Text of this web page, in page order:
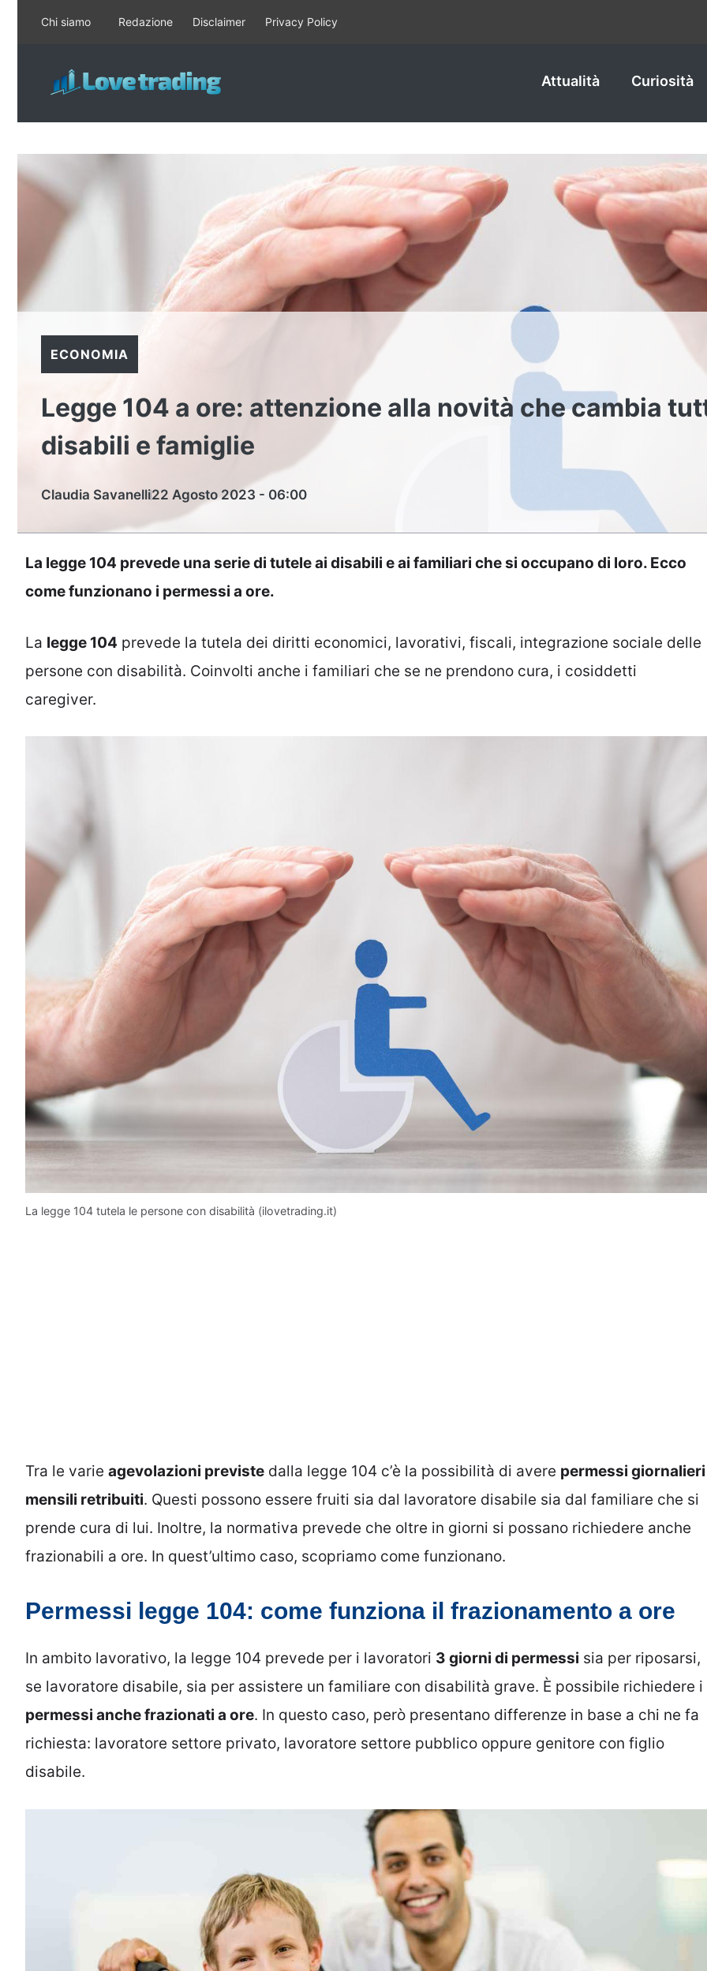
contenuto
Chi siamo Redazione Disclaimer Privacy Policy
Attualità Curiosità
ECONOMIA
Legge 104 a ore: attenzione alla novità che cambia
disabili e famiglie
Claudia Savanelli22 Agosto 2023 - 06:00
La legge 104 prevede una serie di tutele ai disabili e ai familiari che si occupano di loro. Ecco
come funzionano i permessi a ore.
La legge 104 prevede la tutela dei diritti economici, lavorativi, fiscali, integrazione sociale delle
persone con disabilità. Coinvolti anche i familiari che se ne prendono cura, i cosiddetti
caregiver.
La legge 104 tutela le persone con disabilità (ilovetrading.it)
Tra le varie agevolazioni previste dalla legge 104 c’è la possibilità di avere permessi giornalieri
mensili retribuiti. Questi possono essere fruiti sia dal lavoratore disabile sia dal familiare che si
prende cura di lui. Inoltre, la normativa prevede che oltre in giorni si possano richiedere anche
frazionabili a ore. In quest’ultimo caso, scopriamo come funzionano.
Permessi legge 104: come funziona il frazionamento a ore
In ambito lavorativo, la legge 104 prevede per i lavoratori 3 giorni di permessi sia per riposarsi,
se lavoratore disabile, sia per assistere un familiare con disabilità grave. È possibile richiedere i
permessi anche frazionati a ore. In questo caso, però presentano differenze in base a chi ne fa
richiesta: lavoratore settore privato, lavoratore settore pubblico oppure genitore con figlio
disabile.